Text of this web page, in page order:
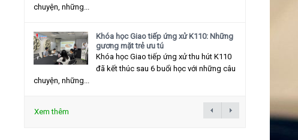
chuyện, những...
Khóa học Giao tiếp ứng xử K110: Những
gương mặt trẻ ưu tú
Khóa học Giao tiếp ứng xử thu hút K110
đã kết thúc sau 6 buổi học với những câu
chuyện, những...
Xem thêm